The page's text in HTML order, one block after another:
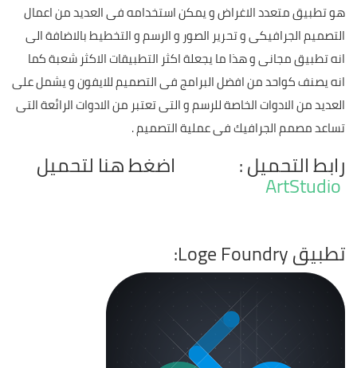
هو تطبيق متعدد الاغراض و يمكن استخدامه فى العديد من اعمال
التصميم الجرافيكى و تحرير الصور و الرسم و التخطيط بالاضافة الى
انه تطبيق مجانى و هذا ما يجعلة اكثر التطبيقات الاكثر شعبة كما
انه يصنف كواحد من افضل البرامج فى التصميم للايفون و يشمل على
العديد من الادوات الخاصة للرسم و التى تعتبر من الادوات الرائعة التى
تساعد مصمم الجرافيك فى عملية التصميم .
رابط التحميل : اضغط هنا لتحميل
ArtStudio
تطبيق Loge Foundry: